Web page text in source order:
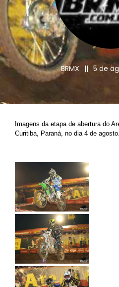
BRMX || 5 de
Imagens da etapa de abertura do
Curitiba, Paraná, no dia 4 de